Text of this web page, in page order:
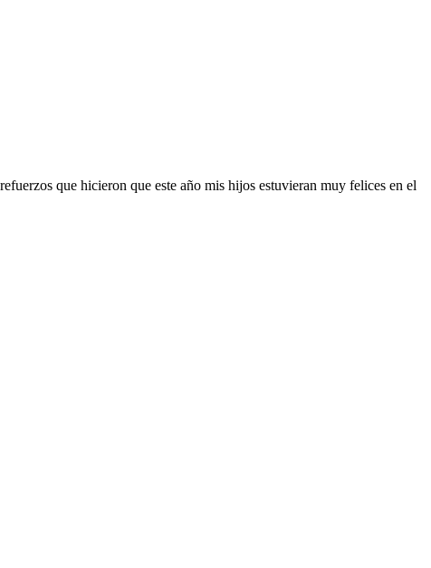
que hicieron que este año mis hijos estuvieran muy felices en el